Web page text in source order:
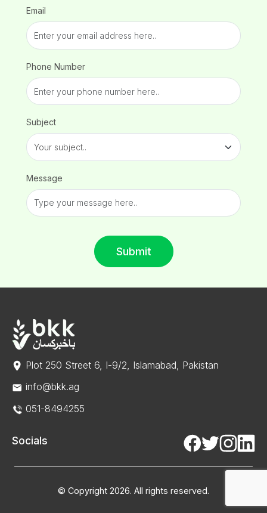
Email
Phone Number
Subject
Message
Submit
Plot 250 Street 6, I-9/2, Islamabad, Pakistan
info@bkk.ag
051-8494255
Socials
© Copyright 2026. All rights reserved.